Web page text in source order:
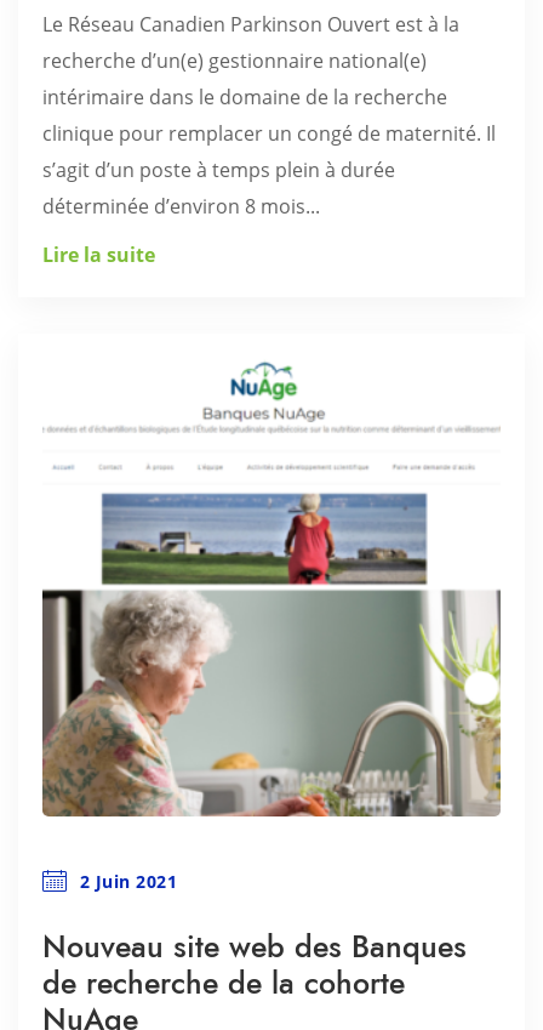
Le Réseau Canadien Parkinson Ouvert est à la
recherche d’un(e) gestionnaire national(e)
intérimaire dans le domaine de la recherche
clinique pour remplacer un congé de maternité. Il
s’agit d’un poste à temps plein à durée
déterminée d’environ 8 mois...
Lire la suite
2 Juin 2021
Nouveau site web des Banques
de recherche de la cohorte
NuAge